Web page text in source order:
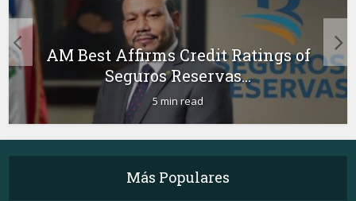
AM Best Affirms Credit Ratings of
Seguros Reservas...
5 min read
Más Populares